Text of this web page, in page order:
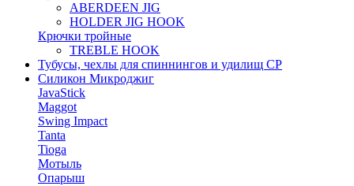
ABERDEEN JIG
HOLDER JIG HOOK
Крючки тройные
TREBLE HOOK
Тубусы, чехлы для спиннингов и удилищ СР
Силикон Микроджиг
JavaStick
Maggot
Swing Impact
Tanta
Tioga
Мотыль
Опарыш